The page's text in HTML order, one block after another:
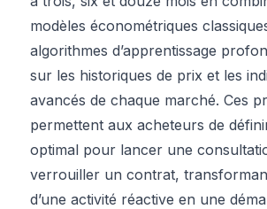
modèles économétriques
algorithmes d’apprentissage
sur les historiques de prix et les
avancés de chaque marché. Ces
permettent aux acheteurs de
optimal pour lancer une
verrouiller un contrat,
d’une activité réactive en une